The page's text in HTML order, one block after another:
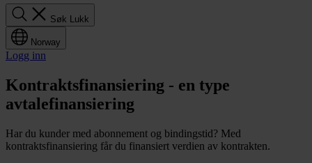
Søk Lukk
Norway
Logg inn
Kontraktsfinansiering - en type
avtalefinansiering
Har du kunder med abonnement og bindingstid? Med
kontraktsfinansiering får du finansiert verdien av kontrakten.